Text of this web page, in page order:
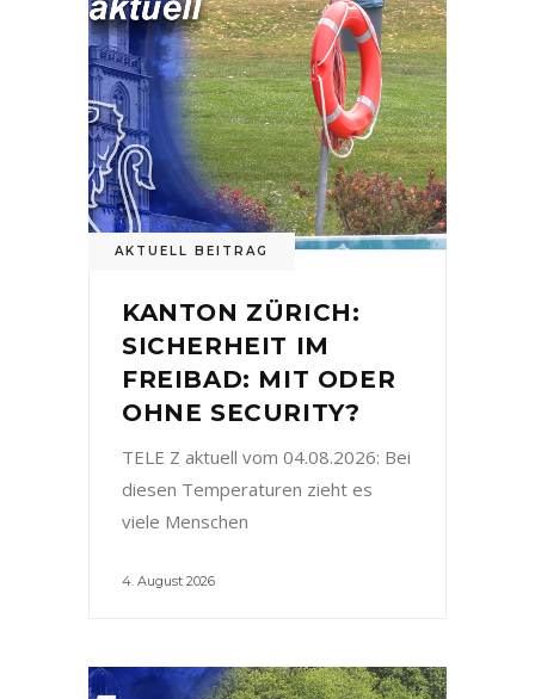
AKTUELL BEITRAG
KANTON ZÜRICH:
SICHERHEIT IM
FREIBAD: MIT ODER
OHNE SECURITY?
TELE Z aktuell vom 04.08.2026: Bei
diesen Temperaturen zieht es
viele Menschen
4. August 2026